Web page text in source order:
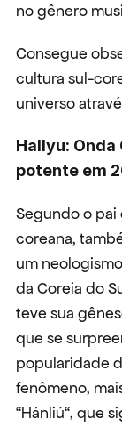
no gênero
Consegue
cultura sul-
universo
Hallyu:
potente em
Segundo o pai
coreana,
um
da Coreia do
teve sua
que se
popularidade
fenômeno,
“Hánliú“, que